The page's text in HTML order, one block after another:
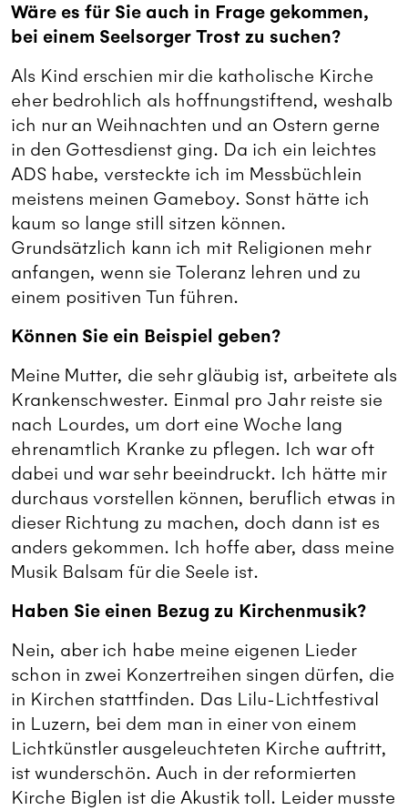
Wäre es für Sie auch in Frage gekommen,
bei einem Seelsorger Trost zu suchen?
Als Kind erschien mir die katholische Kirche
eher bedrohlich als hoffnungstiftend, weshalb
ich nur an Weihnachten und an Ostern gerne
in den Gottesdienst ging. Da ich ein leichtes
ADS habe, versteckte ich im Messbüchlein
meistens meinen Gameboy. Sonst hätte ich
kaum so lange still sitzen können.
Grundsätzlich kann ich mit Religionen mehr
anfangen, wenn sie Toleranz lehren und zu
einem positiven Tun führen.
Können Sie ein Beispiel geben?
Meine Mutter, die sehr gläubig ist, arbeitete als
Krankenschwester. Einmal pro Jahr reiste sie
nach Lourdes, um dort eine Woche lang
ehrenamtlich Kranke zu pflegen. Ich war oft
dabei und war sehr beeindruckt. Ich hätte mir
durchaus vorstellen können, beruflich etwas in
dieser Richtung zu machen, doch dann ist es
anders gekommen. Ich hoffe aber, dass meine
Musik Balsam für die Seele ist.
Haben Sie einen Bezug zu Kirchenmusik?
Nein, aber ich habe meine eigenen Lieder
schon in zwei Konzertreihen singen dürfen, die
in Kirchen stattfinden. Das Lilu-Lichtfestival
in Luzern, bei dem man in einer von einem
Lichtkünstler ausgeleuchteten Kirche auftritt,
ist wunderschön. Auch in der reformierten
Kirche Biglen ist die Akustik toll. Leider musste